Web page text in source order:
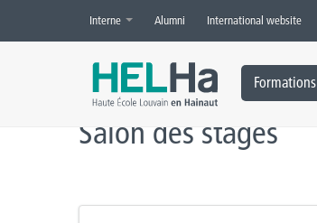
Interne Alumni International website
Formations
Accueil » Salon des stages
Salon des stages